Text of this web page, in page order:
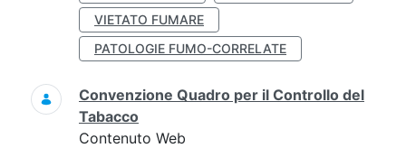
VIETATO FUMARE
PATOLOGIE FUMO-CORRELATE
Convenzione Quadro per il Controllo del
Tabacco
Contenuto Web